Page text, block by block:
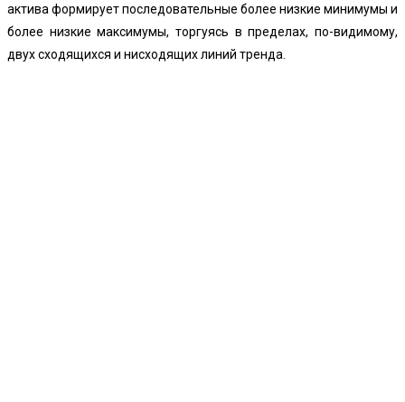
актива формирует последовательные более низкие минимумы и
более низкие максимумы, торгуясь в пределах, по-видимому,
двух сходящихся и нисходящих линий тренда.